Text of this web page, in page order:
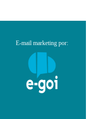
E-mail marketing por: